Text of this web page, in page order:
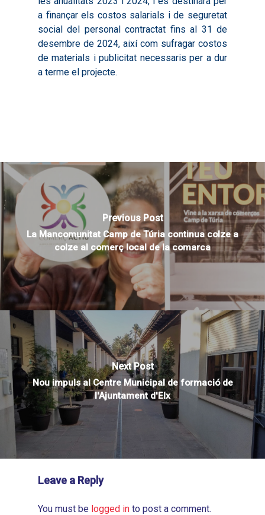
a finançar els costos salarials i de seguretat
social del personal contractat fins al 31 de
desembre de 2024, així com sufragar costos
de materials i publicitat necessaris per a dur
a terme el projecte.
Previous Post
La Mancomunitat Camp de Túria continua colze a
colze al comerç local de la comarca
Next Post
Nou impuls al Centre Municipal de formació de
l'Ajuntament d'Elx
Leave a Reply
You must be logged in to post a comment.
Necessitats
Formació Pactes 2022
Altres Accions:
2021
2022
Audiovisuals
Informació Estadística
ODS
Noticies
Actualitat
Butlletins de Notícies
Contacte